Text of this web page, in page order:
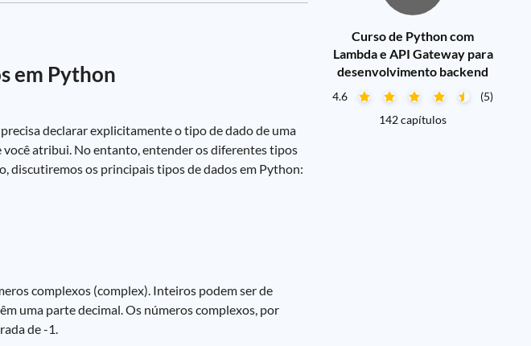
em Python
declarar explicitamente o tipo de dado de uma
atribui. No entanto, entender os diferentes tipos
discutiremos os principais tipos de dados em Python:
complexos (complex). Inteiros podem ser de
uma parte decimal. Os números complexos, por
de -1.
Curso de Python com
Lambda e API Gateway para
desenvolvimento backend
4.6
(5)
142 capítulos